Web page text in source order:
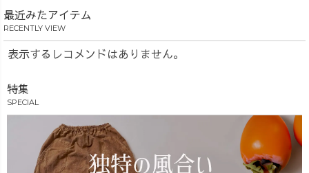
最近みたアイテム
RECENTLY VIEW
表示するレコメンドはありません。
特集
SPECIAL